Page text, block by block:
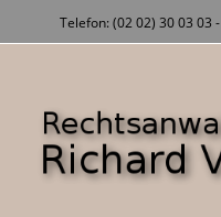
Inhalt
Telefon: (02 02) 30 03 03 -